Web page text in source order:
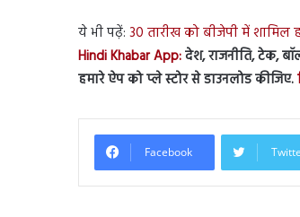
ये भी पढ़ें: 30 तारीख को बीजेपी में शामिल
Hindi Khabar App:देश, राजनीति, टेक,
हमारे ऐप को प्ले स्टोर से डाउनलोड कीजिए.
Facebook